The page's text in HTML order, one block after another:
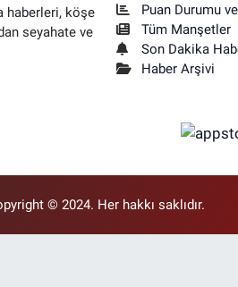
haberleri, köşe
seyahate ve
Puan Durumu
Tüm Manşetler
Son Dakika
Haber Arşivi
© 2024. Her hakkı saklıdır.